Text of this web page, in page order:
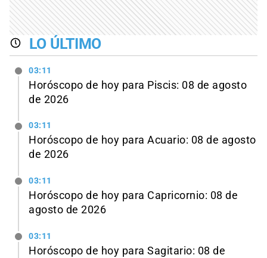
LO ÚLTIMO
03:11
Horóscopo de hoy para Piscis: 08 de agosto
de 2026
03:11
Horóscopo de hoy para Acuario: 08 de agosto
de 2026
03:11
Horóscopo de hoy para Capricornio: 08 de
agosto de 2026
03:11
Horóscopo de hoy para Sagitario: 08 de